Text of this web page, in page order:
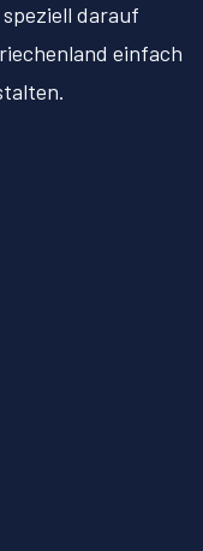
darauf
einfach